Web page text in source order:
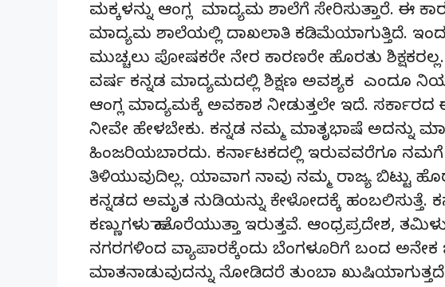
ಮಕ್ಕಳನ್ನು ಆಂಗ್ಲ ಮಾದ್ಯಮ ಶಾಲೆಗೆ ಸೇರಿಸುತ್ತಾರೆ. ಈ
ಮಾದ್ಯಮ ಶಾಲೆಯಲ್ಲಿ ದಾಖಲಾತಿ ಕಡಿಮೆಯಾಗುತ್ತಿದೆ.
ಮುಚ್ಚಲು ಪೋಷಕರೇ ನೇರ ಕಾರಣರೇ ಹೊರತು
ವರ್ಷ ಕನ್ನಡ ಮಾದ್ಯಮದಲ್ಲಿ ಶಿಕ್ಷಣ ಅವಶ್ಯಕ ಎಂದೂ
ಆಂಗ್ಲ ಮಾದ್ಯಮಕ್ಕೆ ಅವಕಾಶ ನೀಡುತ್ತಲೇ ಇದೆ.
ನೀವೇ ಹೇಳಬೇಕು. ಕನ್ನಡ ನಮ್ಮ ಮಾತೃಭಾಷೆ ಅದನ್ನು
ಹಿಂಜರಿಯಬಾರದು. ಕರ್ನಾಟಕದಲ್ಲಿ ಇರುವವರೆಗೂ
ತಿಳಿಯುವುದಿಲ್ಲ. ಯಾವಾಗ ನಾವು ನಮ್ಮ ರಾಜ್ಯ ಬಿಟ್ಟು
ಕನ್ನಡದ ಅಮೃತ ನುಡಿಯನ್ನು ಕೇಳೋದಕ್ಕೆ ಹಂಬಲಿಸುತ್ತೆ.
ಕಣ್ಣುಗಳು ಹಾತೊರೆಯುತ್ತಾ ಇರುತ್ತವೆ. ಆಂಧ್ರಪ್ರದೇಶ,
ನಗರಗಳಿಂದ ವ್ಯಾಪಾರಕ್ಕೆಂದು ಬೆಂಗಳೂರಿಗೆ ಬಂದ ಅನೇಕ
ಮಾತನಾಡುವುದನ್ನು ನೋಡಿದರೆ ತುಂಬಾ